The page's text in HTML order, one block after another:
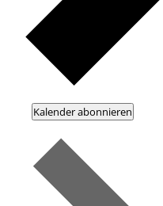
Kalender abonnieren